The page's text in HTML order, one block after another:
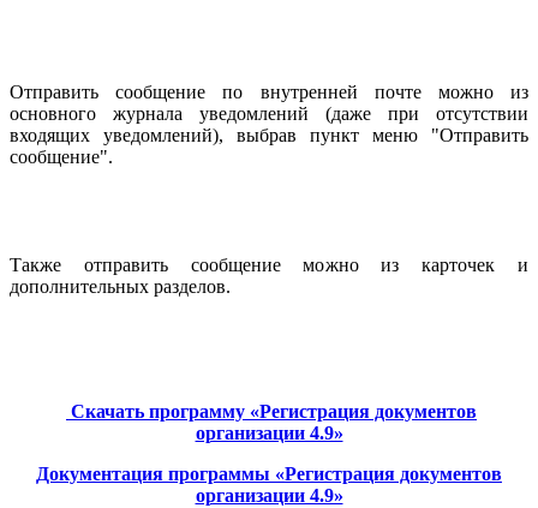
Отправить сообщение по внутренней почте можно из
основного журнала уведомлений (даже при отсутствии
входящих уведомлений), выбрав пункт меню "Отправить
сообщение".
Также отправить сообщение можно из карточек и
дополнительных разделов.
Скачать программу «Регистрация документов
организации 4.9»
Документация программы «Регистрация документов
организации 4.9»